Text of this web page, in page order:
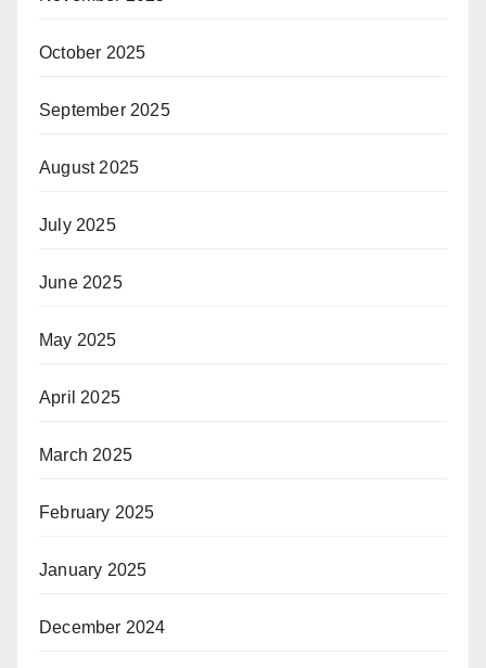
October 2025
September 2025
August 2025
July 2025
June 2025
May 2025
April 2025
March 2025
February 2025
January 2025
December 2024